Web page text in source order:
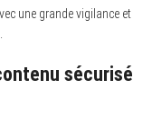
une grande vigilance et
sécurisé